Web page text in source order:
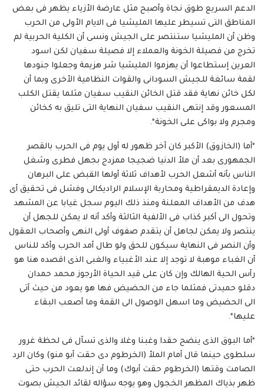
الدعم السريع طوق نجاة وأصبح مثل عارضة الأزياء يظهر فى بعض
المناطق التى تسيطر عليها المليشيا فى الايام الأولى من الحرب
وظن أن المليشيا ستنتصر على الجيش ونسى أن الكلية الحربية لم
تخرج من فصيلة الخونة والعملاء إلا فصيلة سفيان لكن اسود
العرين إستطاعوا أن يهزموا المليشيا شر هزيمة وجعلوا جنودها
لقمة سائغة للجيش السودانى والقوات النظامية الأخرى وبما أن
لكل خائن نهاية فقد قتل الخائن النقيب سفيان مثلما يقتل الكلب
المسعور وقد إنتهى النقيب سفيان النهاية التى تليق به كخائن
ومجرم ولا بواكى على الخونة*.
*أما (الخازوق) الأكبر كان آخر ظهور له أول يوم فى الحرب بالقصر
الجمهورى بعد أن ملأ الدنيا ضجيجا ممزدج بجهل فطرى وشغل
الناس بأنه أشعل الحرب لأهداف ثلاثة أولها القبض على البرهان
وإعادة الديمقراطية ومحاربة الإسلام الراديكالى وفشل فى تحقيق أى
هدف من الأهداف المعلنة ومنذ ذلك اليوم سجل غيابا عن المشهد
وتحول الى أكبر كذاب فى الألفية الثالثة وأكد أنه لا يمكن للجهل أن
ينتصر ولا يمكن لجاهل أن يتقدم صفوف أولى النهى وأصحاب العقول
وأن النصر فى النهاية سيكون للحق ولو طال أمد الحرب وأكد للناس
أن الغباء موهبة لا توجد إلا عند الأغبياء والغبى الذى اقصده هنا هو
رأس الحية الهالك وإن كان على قيد الحياة الأرجوز محمد حمدان
دقلو حميدتى فمثلما جاء من الحضيض فها هو يعود من حيث أتى
الى الحضيض وما اسهل الوصول الى القمة وما أصعب البقاء
عليها*.
*أما البوق الذى ينضح حقدا وغبنا وغلا والذى تسآل فى لحظة غرور
سلطوى حينما قال أمام الملأ (الخرطوم دى حقت أبو منو) وكان الرد
الصامت وقتها (الخرطوم حقت أبوك) وما أن إندلعت الحرب حتى
ظهر بذياك المظهر الخجول وهو يوجه سؤاله لقائد الجيش بصوت